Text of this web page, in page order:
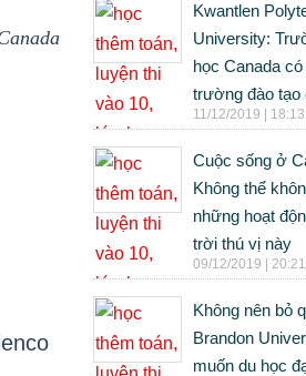
Kwantlen
University:
học Canada
trường đào tạo
11/12/2019 | 18:13
Cuộc sống ở
Không thể
những hoạt
trời thú vị này
09/12/2019 | 20:21
Không nên bỏ
Brandon
muốn du học